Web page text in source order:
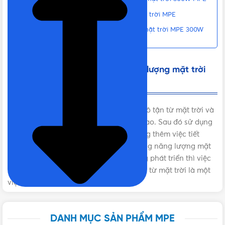
Ứng dụng đèn pha LED năng lượng mặt trời MPE
Liên hệ mua Đèn pha LED năng lượng mặt trời MPE 300W
Đặc điểm của đèn pha LED năng lượng mặt trời
Việc tích hợp công nghệ lấy ánh sáng vô tận từ mặt trời và
tích hợp vào viên pin nén dung lương cao. Sau đó sử dụng
nguồn pin nén là vô cùng hiệu quả. Cộng thêm việc tiết
kiệm điện từ một bộ đèn chiếu sáng bằng năng lượng mặt
trời. Với khoa học công nghệ ngày càng phát triển thì việc
tích hợp công nghệ lấy ánh sáng vô tận từ mặt trời là một
việc là vô cùng khả thi.
DANH MỤC SẢN PHẨM MPE